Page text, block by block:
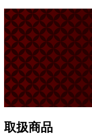
取扱商品